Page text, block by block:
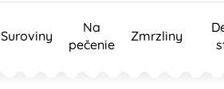
Suroviny
Na
pečenie
Zmrzliny